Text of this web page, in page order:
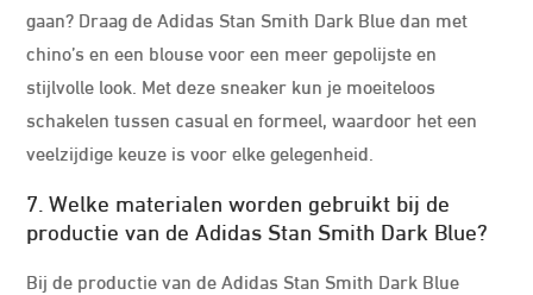
gaan? Draag de Adidas Stan Smith Dark Blue dan met
chino’s en een blouse voor een meer gepolijste en
stijlvolle look. Met deze sneaker kun je moeiteloos
schakelen tussen casual en formeel, waardoor het een
veelzijdige keuze is voor elke gelegenheid.
7. Welke materialen worden gebruikt bij de
productie van de Adidas Stan Smith Dark Blue?
Bij de productie van de Adidas Stan Smith Dark Blue